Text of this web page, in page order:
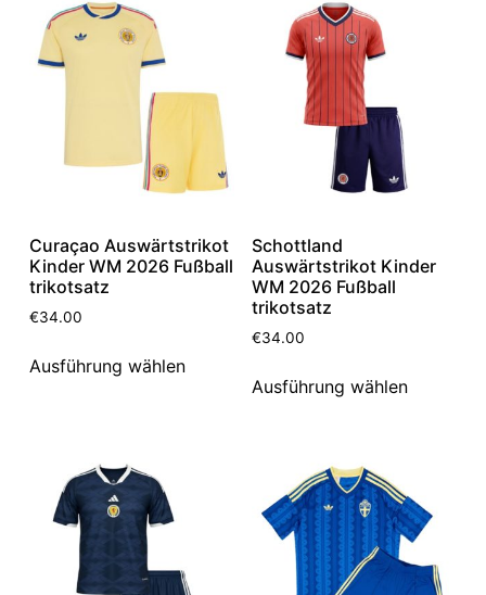
Curaçao Auswärtstrikot
Kinder WM 2026 Fußball
trikotsatz
€34.00
Ausführung wählen
Schottland
Auswärtstrikot Kinder
WM 2026 Fußball
trikotsatz
€34.00
Ausführung wählen